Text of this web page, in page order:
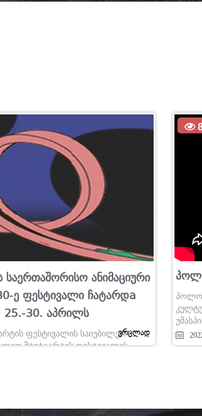
Საერთაშორისო Ანიმაციური
Ე Ფესტივალი Ჩატარდa
25.-30. Აპრილს
ფესტივალის საიუბილეო
შტუტგარტის ფესტივალის
ვრცლად